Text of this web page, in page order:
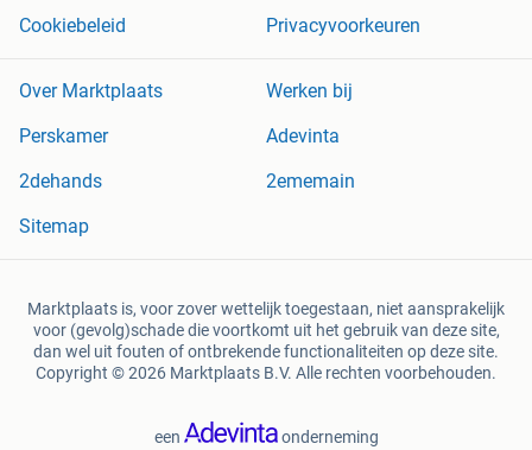
Cookiebeleid
Privacyvoorkeuren
Over Marktplaats
Werken bij
Perskamer
Adevinta
2dehands
2ememain
Sitemap
Marktplaats is, voor zover wettelijk toegestaan, niet aansprakelijk
voor (gevolg)schade die voortkomt uit het gebruik van deze site,
dan wel uit fouten of ontbrekende functionaliteiten op deze site.
Copyright © 2026 Marktplaats B.V. Alle rechten voorbehouden.
een onderneming